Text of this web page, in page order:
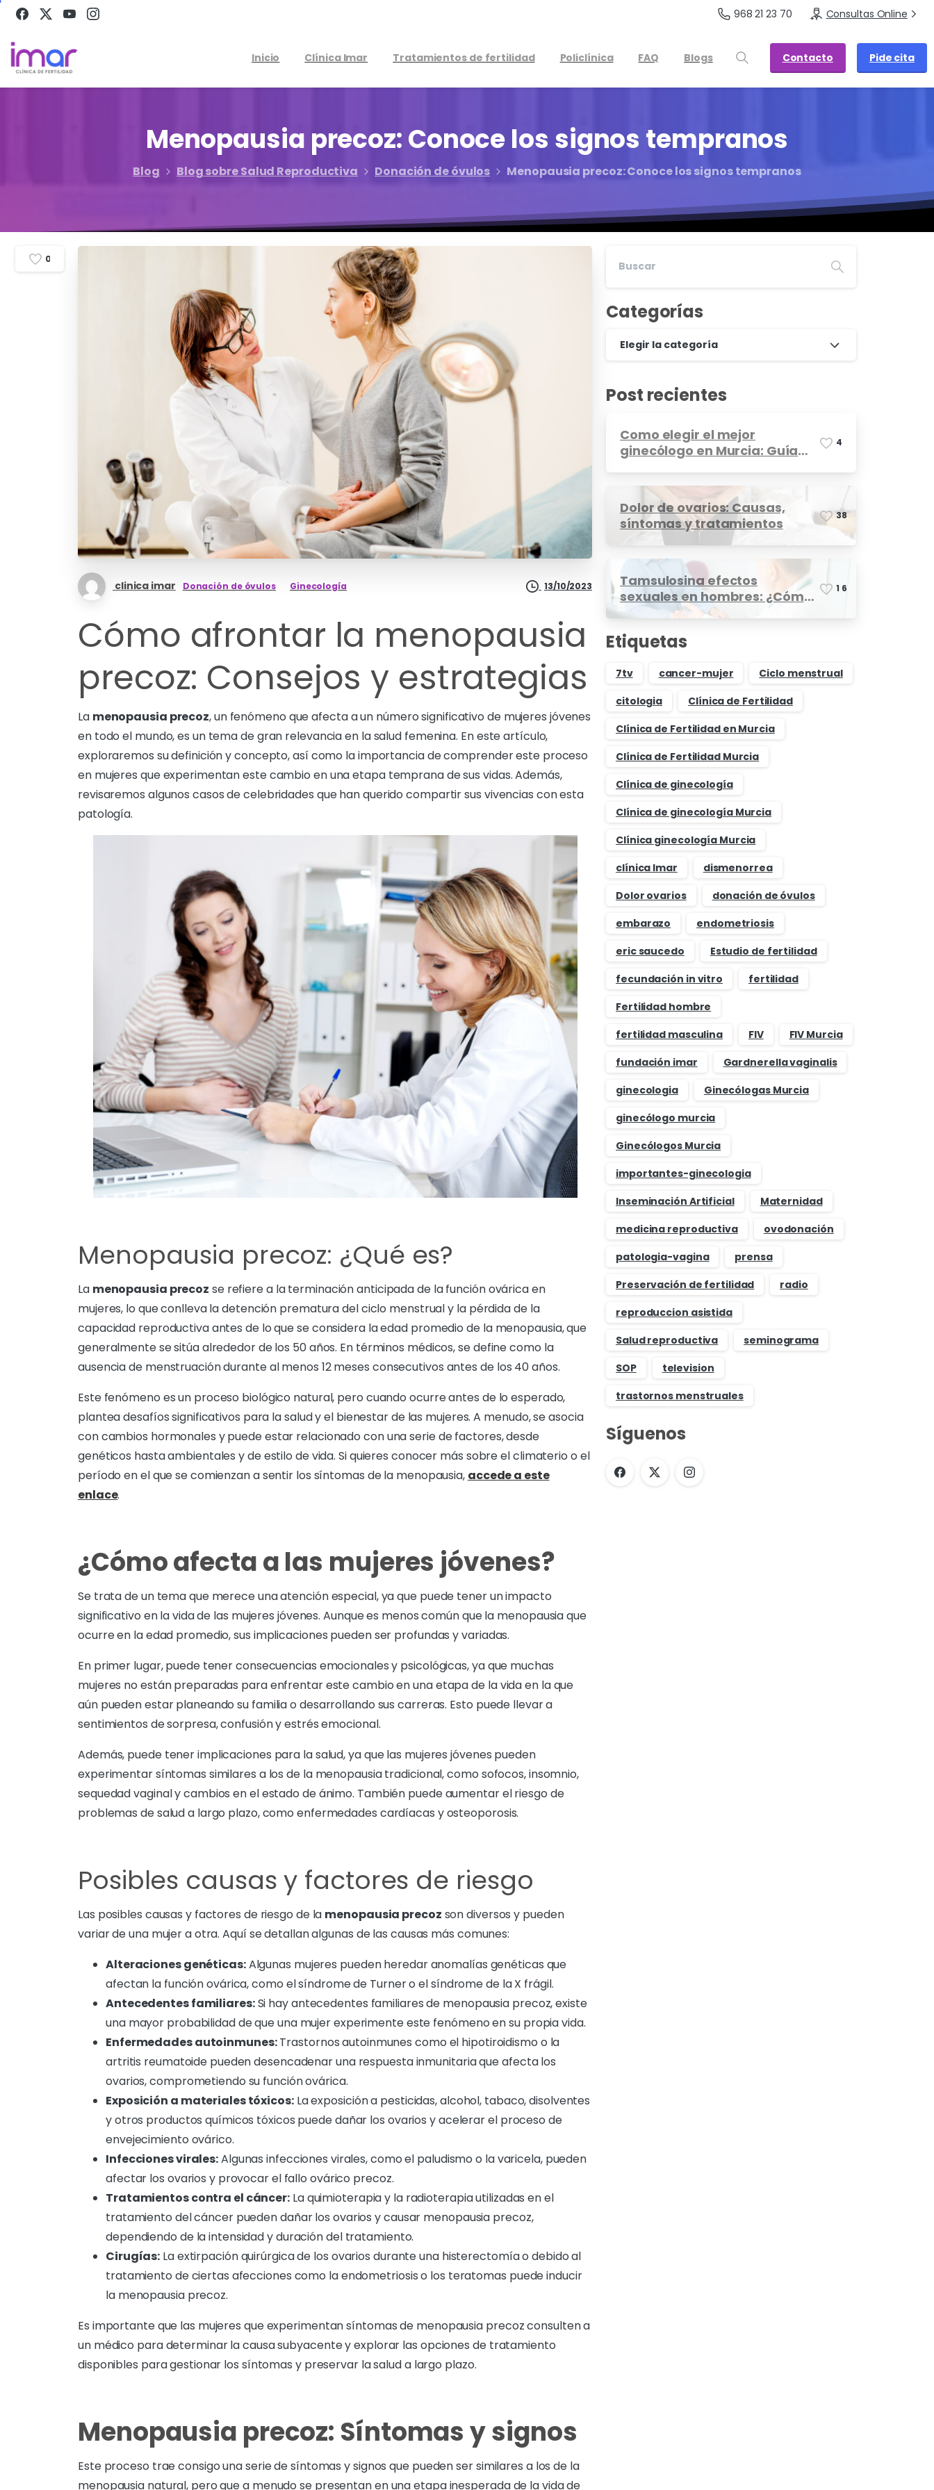
968 21 23 70 Consultas Online
Inicio Clínica Imar Tratamientos de fertilidad Policlínica FAQ Blogs Contacto Pide cita
Menopausia precoz:Conocelos signos tempranos
Blog Blog sobre Salud Reproductiva Donación de óvulos Menopausia precoz: Conoce los signos tempranos
clinica imar Donación de óvulos Ginecología 13/10/2023
Cómo afrontar la menopausia
precoz: Consejos y estrategias
La menopausia precoz, un fenómeno que afecta a un número significativo de mujeres jóvenes
en todo el mundo, es un tema de gran relevancia en la salud femenina. En este artículo,
exploraremos su definición y concepto, así como la importancia de comprender este proceso
en mujeres que experimentan este cambio en una etapa temprana de sus vidas. Además,
revisaremos algunos casos de celebridades que han querido compartir sus vivencias con esta
patología.
Menopausia precoz: ¿Qué es?
La menopausia precoz se refiere a la terminación anticipada de la función ovárica en
mujeres, lo que conlleva la detención prematura del ciclo menstrual y la pérdida de la
capacidad reproductiva antes de lo que se considera la edad promedio de la menopausia, que
generalmente se sitúa alrededor de los 50 años. En términos médicos, se define como la
ausencia de menstruación durante al menos 12 meses consecutivos antes de los 40 años.
Este fenómeno es un proceso biológico natural, pero cuando ocurre antes de lo esperado,
plantea desafíos significativos para la salud y el bienestar de las mujeres. A menudo, se asocia
con cambios hormonales y puede estar relacionado con una serie de factores, desde
genéticos hasta ambientales y de estilo de vida. Si quieres conocer más sobre el climaterio o el
período en el que se comienzan a sentir los síntomas de la menopausia, accede a este
enlace.
¿Cómo afecta a las mujeres jóvenes?
Se trata de un tema que merece una atención especial, ya que puede tener un impacto
significativo en la vida de las mujeres jóvenes. Aunque es menos común que la menopausia que
ocurre en la edad promedio, sus implicaciones pueden ser profundas y variadas.
En primer lugar, puede tener consecuencias emocionales y psicológicas, ya que muchas
mujeres no están preparadas para enfrentar este cambio en una etapa de la vida en la que
aún pueden estar planeando su familia o desarrollando sus carreras. Esto puede llevar a
sentimientos de sorpresa, confusión y estrés emocional.
Además, puede tener implicaciones para la salud, ya que las mujeres jóvenes pueden
experimentar síntomas similares a los de la menopausia tradicional, como sofocos, insomnio,
sequedad vaginal y cambios en el estado de ánimo. También puede aumentar el riesgo de
problemas de salud a largo plazo, como enfermedades cardíacas y osteoporosis.
Posibles causas y factores de riesgo
Las posibles causas y factores de riesgo de la menopausia precoz son diversos y pueden
variar de una mujer a otra. Aquí se detallan algunas de las causas más comunes:
Alteraciones genéticas:Algunas mujeres pueden heredar anomalías genéticas que
afectan la función ovárica, como el síndrome de Turner o el síndrome de la X frágil.
Antecedentes familiares:Si hay antecedentes familiares de menopausia precoz, existe
una mayor probabilidad de que una mujer experimente este fenómeno en su propia vida.
Enfermedades autoinmunes:Trastornos autoinmunes como el hipotiroidismo o la
artritis reumatoide pueden desencadenar una respuesta inmunitaria que afecta los
ovarios, comprometiendo su función ovárica.
Exposición a materiales tóxicos:La exposición a pesticidas, alcohol, tabaco, disolventes
y otros productos químicos tóxicos puede dañar los ovarios y acelerar el proceso de
envejecimiento ovárico.
Infecciones virales:Algunas infecciones virales, como el paludismo o la varicela, pueden
afectar los ovarios y provocar el fallo ovárico precoz.
Tratamientos contra el cáncer: La quimioterapia y la radioterapia utilizadas en el
tratamiento del cáncer pueden dañar los ovarios y causar menopausia precoz,
dependiendo de la intensidad y duración del tratamiento.
Cirugías: La extirpación quirúrgica de los ovarios durante una histerectomía o debido al
tratamiento de ciertas afecciones como la endometriosis o los teratomas puede inducir
la menopausia precoz.
Es importante que las mujeres que experimentan síntomas de menopausia precoz consulten a
un médico para determinar la causa subyacente y explorar las opciones de tratamiento
disponibles para gestionar los síntomas y preservar la salud a largo plazo.
Menopausia precoz: Síntomas y signos
Este proceso trae consigo una serie de síntomas y signos que pueden ser similares a los de la
menopausia natural, pero que a menudo se presentan en una etapa inesperada de la vida de
0
Categorías
Elegir la categoría
Post recientes
Como elegir el mejor
ginecólogo en Murcia: Guía
4
Dolor de ovarios: Causas,
síntomas y tratamientos
38
Tamsulosina efectos
sexuales en hombres: ¿Cómo
afecta?
1 6
Etiquetas
7tv cancer-mujer
Ciclo menstrual
citologia
Clínica de Fertilidad
Clínica de Fertilidad en Murcia
Clínica de Fertilidad Murcia
Clínica de ginecología
Clínica de ginecología Murcia
Clínica ginecología Murcia
clínica Imar
dismenorrea
Dolor ovarios
donación de óvulos
embarazo
endometriosis
eric saucedo
Estudio de fertilidad
fecundación in vitro
fertilidad
Fertilidad hombre
fertilidad masculina
FIV
FIV Murcia
fundación imar
Gardnerella vaginalis
ginecologia
Ginecólogas Murcia
ginecólogo murcia
Ginecólogos Murcia
importantes-ginecologia
Inseminación Artificial
Maternidad
medicina reproductiva
ovodonación
patologia-vagina
prensa
Preservación de fertilidad
radio
reproduccion asistida
Salud reproductiva
seminograma
SOP
television
trastornos menstruales
Síguenos